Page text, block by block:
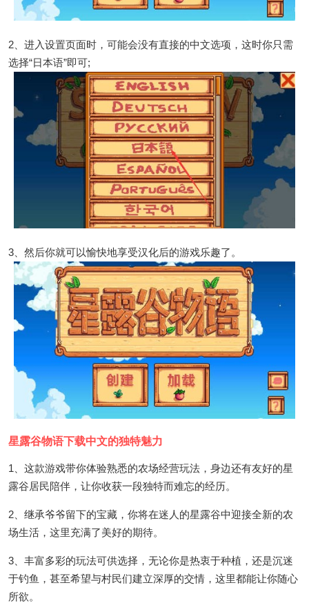
2、进入设置页面时，可能会没有直接的中文选项，这时你只需
选择“日本语”即可;
3、然后你就可以愉快地享受汉化后的游戏乐趣了。
星露谷物语下载中文的独特魅力
1、这款游戏带你体验熟悉的农场经营玩法，身边还有友好的星
露谷居民陪伴，让你收获一段独特而难忘的经历。
2、继承爷爷留下的宝藏，你将在迷人的星露谷中迎接全新的农
场生活，这里充满了美好的期待。
3、丰富多彩的玩法可供选择，无论你是热衷于种植，还是沉迷
于钓鱼，甚至希望与村民们建立深厚的交情，这里都能让你随心
所欲。